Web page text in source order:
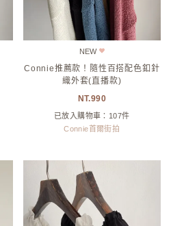
NEW
Connie推薦款！隨性百搭配色釦針
織外套(直播款)
990
已放入購物車：107件
Connie首爾街拍